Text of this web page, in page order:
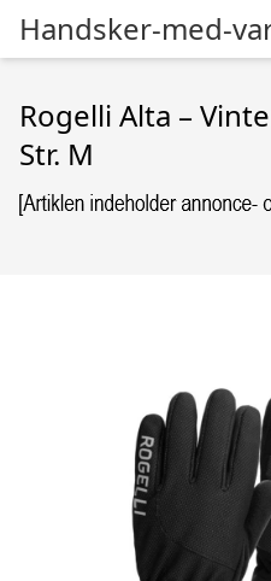
Handsker-med-
Rogelli Alta –
Str. M